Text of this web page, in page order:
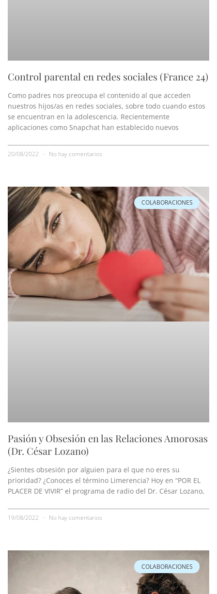
Control parental en redes sociales (France 24)
Como padres nos preocupa el contenido al que acceden
nuestros hijos/as en redes sociales, sobre todo cuando estos
se encuentran en la adolescencia. Recientemente
aplicaciones como Snapchat han establecido nuevos
20/08/2022 No hay comentarios
COLABORACIONES
Pasión y Obsesión en las Relaciones Amorosas
(Dr. César Lozano)
¿Sientes obsesión por alguien para el que no eres su
prioridad? ¿Conoces el término Limerencia? Hoy en “POR EL
PLACER DE VIVIR” el programa de radio del Dr. César Lozano,
19/08/2022 No hay comentarios
COLABORACIONES